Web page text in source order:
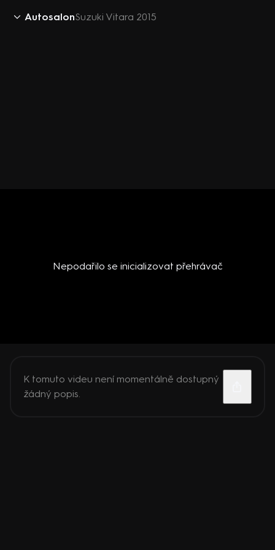
AutosalonSuzuki Vitara 2015
Nepodařilo se inicializovat přehrávač
K tomuto videu není momentálně dostupný
žádný popis.